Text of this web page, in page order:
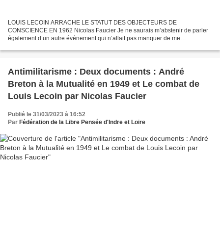
LOUIS LECOIN ARRACHE LE STATUT DES OBJECTEURS DE
CONSCIENCE EN 1962 Nicolas Faucier Je ne saurais m’abstenir de parler
également d’un autre événement qui n’allait pas manquer de me
Antimilitarisme : Deux documents : André
Breton à la Mutualité en 1949 et Le combat de
Louis Lecoin par Nicolas Faucier
Publié le 31/03/2023 à 16:52
Par Fédération de la Libre Pensée d'Indre et Loire